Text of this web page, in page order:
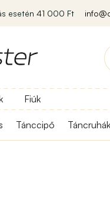
esetén 41 000 Ft
Fiúk
Tánccipő Táncruhák